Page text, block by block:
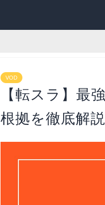
VOD
【転スラ】最
根拠を徹底解